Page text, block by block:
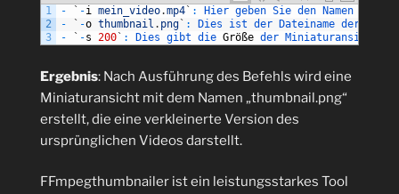
1
2
3
- ` -i mein_video.mp4 ` : Hier geben Sie den Namen
-
` -o thumbnail . png ` : Dies ist der Dateiname der
-
` -s 200 ` : Dies gibt die Größe der Miniaturansicht
Ergebnis: Nach Ausführung des Befehls wird eine
Miniaturansicht mit dem Namen „thumbnail.png“
erstellt, die eine verkleinerte Version des
ursprünglichen Videos darstellt.
FFmpegthumbnailer ist ein leistungsstarkes Tool